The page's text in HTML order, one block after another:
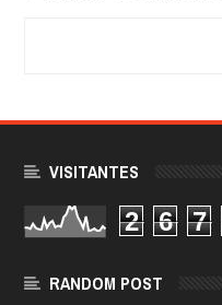
VISITANTES
2 6 7
RANDOM POST